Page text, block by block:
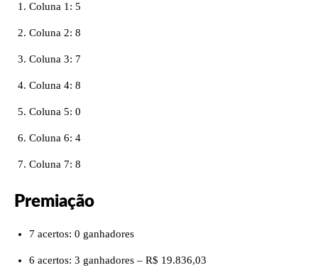
Coluna 1: 5
Coluna 2: 8
Coluna 3: 7
Coluna 4: 8
Coluna 5: 0
Coluna 6: 4
Coluna 7: 8
Premiação
7 acertos: 0 ganhadores
6 acertos: 3 ganhadores – R$ 19.836,03